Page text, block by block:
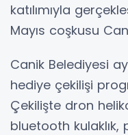
katılımıyla
Mayıs coşkusu
Canik Belediyesi
hediye çekilişi
Çekilişte dron
bluetooth